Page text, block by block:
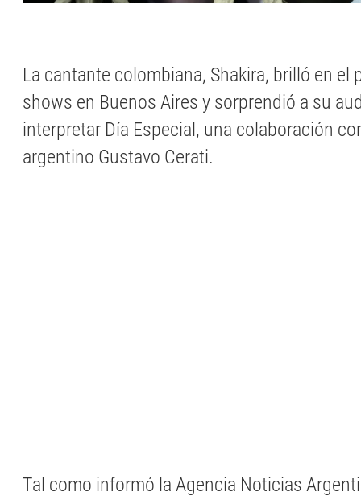
La cantante colombiana, Shakira, brilló en el
shows en Buenos Aires y sorprendió a su
interpretar Día Especial, una colaboración
argentino Gustavo Cerati.
Tal como informó la Agencia Noticias